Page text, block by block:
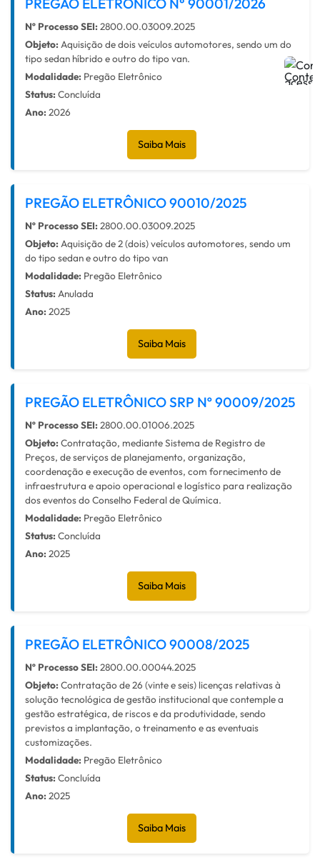
PREGÃO ELETRÔNICO N° 90001/2026
Nº Processo SEI: 2800.00.03009.2025
Objeto: Aquisição de dois veículos automotores, sendo um do
tipo sedan híbrido e outro do tipo van.
Modalidade: Pregão Eletrônico
Status: Concluída
Ano: 2026
Saiba Mais
PREGÃO ELETRÔNICO 90010/2025
Nº Processo SEI: 2800.00.03009.2025
Objeto: Aquisição de 2 (dois) veículos automotores, sendo um
do tipo sedan e outro do tipo van
Modalidade: Pregão Eletrônico
Status: Anulada
Ano: 2025
Saiba Mais
PREGÃO ELETRÔNICO SRP Nº 90009/2025
Nº Processo SEI: 2800.00.01006.2025
Objeto: Contratação, mediante Sistema de Registro de
Preços, de serviços de planejamento, organização,
coordenação e execução de eventos, com fornecimento de
infraestrutura e apoio operacional e logístico para realização
dos eventos do Conselho Federal de Química.
Modalidade: Pregão Eletrônico
Status: Concluída
Ano: 2025
Saiba Mais
PREGÃO ELETRÔNICO 90008/2025
Nº Processo SEI: 2800.00.00044.2025
Objeto: Contratação de 26 (vinte e seis) licenças relativas à
solução tecnológica de gestão institucional que contemple a
gestão estratégica, de riscos e da produtividade, sendo
previstos a implantação, o treinamento e as eventuais
customizações.
Modalidade: Pregão Eletrônico
Status: Concluída
Ano: 2025
Saiba Mais